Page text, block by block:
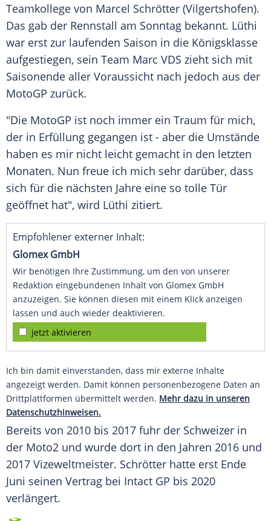
Teamkollege von Marcel Schrötter (Vilgertshofen).
Das gab der Rennstall am Sonntag bekannt. Lüthi
war erst zur laufenden Saison in die Königsklasse
aufgestiegen, sein Team Marc VDS zieht sich mit
Saisonende aller Voraussicht nach jedoch aus der
MotoGP zurück.
"Die MotoGP ist noch immer ein Traum für mich,
der in Erfüllung gegangen ist - aber die Umstände
haben es mir nicht leicht gemacht in den letzten
Monaten. Nun freue ich mich sehr darüber, dass
sich für die nächsten Jahre eine so tolle Tür
geöffnet hat", wird Lüthi zitiert.
Empfohlener externer Inhalt:
Glomex GmbH
Wir benötigen Ihre Zustimmung, um den von unserer
Redaktion eingebundenen Inhalt von Glomex GmbH
anzuzeigen. Sie können diesen mit einem Klick anzeigen
lassen und auch wieder deaktivieren.
jetzt aktivieren
Ich bin damit einverstanden, dass mir externe Inhalte
angezeigt werden. Damit können personenbezogene Daten an
Drittplattformen übermittelt werden. Mehr dazu in unseren
Datenschutzhinweisen.
Bereits von 2010 bis 2017 fuhr der Schweizer in
der Moto2 und wurde dort in den Jahren 2016 und
2017 Vizeweltmeister. Schrötter hatte erst Ende
Juni seinen Vertrag bei Intact GP bis 2020
verlängert.